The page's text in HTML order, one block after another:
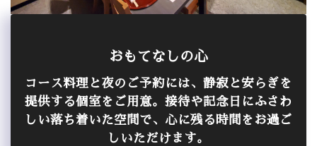
おもてなしの心
コース料理と夜のご予約には、静寂と安らぎを
提供する個室をご用意。接待や記念日にふさわ
しい落ち着いた空間で、心に残る時間をお過ご
しいただけます。